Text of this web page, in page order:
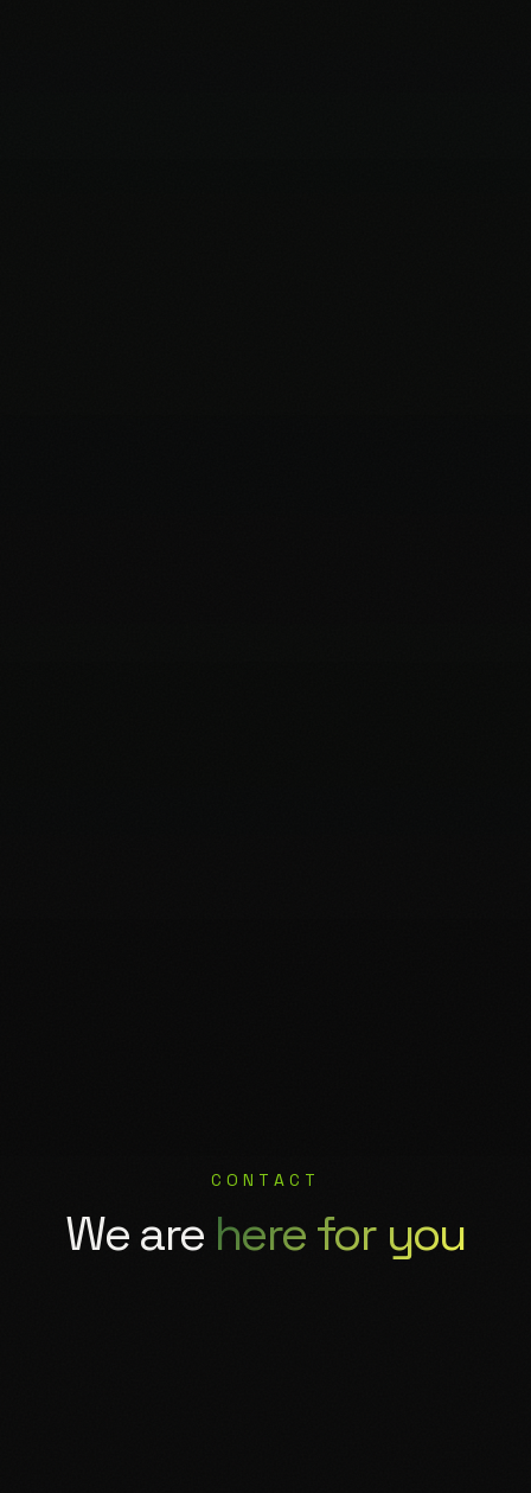
KONTAKT
Wir sindfür dich da